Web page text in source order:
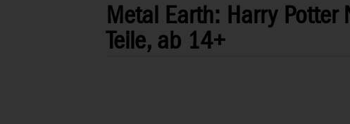
Metal Earth: Harry
Teile, ab 14+